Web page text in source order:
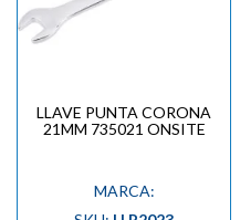
LLAVE PUNTA CORONA
21MM 735021 ONSITE
MARCA: